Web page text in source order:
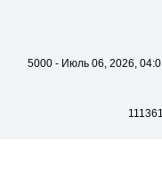
5000 - Июль 06, 2026,